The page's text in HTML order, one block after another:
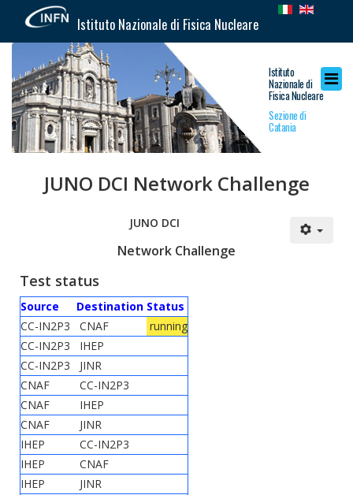
Istituto Nazionale di Fisica Nucleare
Istituto
Nazionale di
Fisica Nucleare
Sezione di
Catania
JUNO DCI Network Challenge
JUNO DCI
Network Challenge
Test status
Source Destination Status
CC-IN2P3
CNAF
running
CC-IN2P3
IHEP
CC-IN2P3
JINR
CNAF
CC-IN2P3
CNAF
IHEP
CNAF
JINR
IHEP
CC-IN2P3
IHEP
CNAF
IHEP
JINR